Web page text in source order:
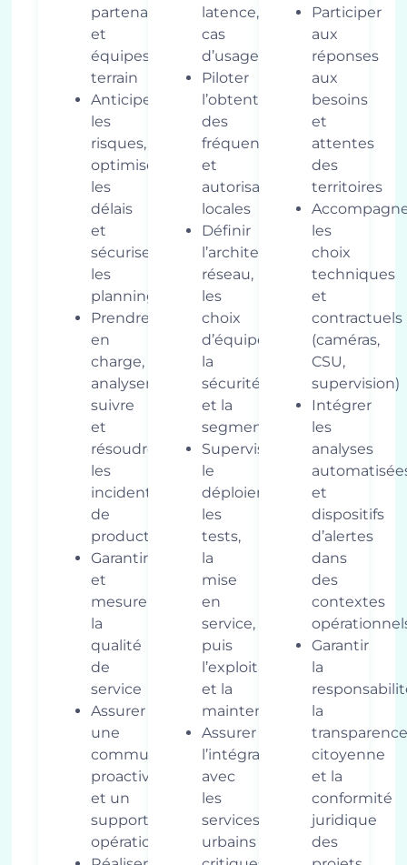
partenaires
et
équipes
terrain
Anticiper
les
risques,
optimiser
les
délais
et
sécuriser
les
plannings
Prendre
en
charge,
analyser,
suivre
et
résoudre
les
incidents
de
production
Garantir
et
mesurer
la
qualité
de
service
Assurer
une
communication
proactive
et un
support
opérationnel
latence,
cas
d’usage)
Piloter
l’obtention
des
fréquences
et
autorisations
locales
Définir
l’architecture
réseau,
les
choix
d’équipements,
la
sécurité
et la
segmentation
Superviser
le
déploiement,
les
tests,
la
mise
en
service,
puis
l’exploitation
et la
maintenance
Assurer
l’intégration
avec
les
services
urbains
Participer
aux
réponses
aux
besoins
et
attentes
des
territoires
les
choix
techniques
et
contractuels
(caméras,
CSU,
supervision)
Intégrer
les
analyses
et
dispositifs
d’alertes
dans
des
contextes
Garantir
la
la
transparence
citoyenne
et la
conformité
juridique
des